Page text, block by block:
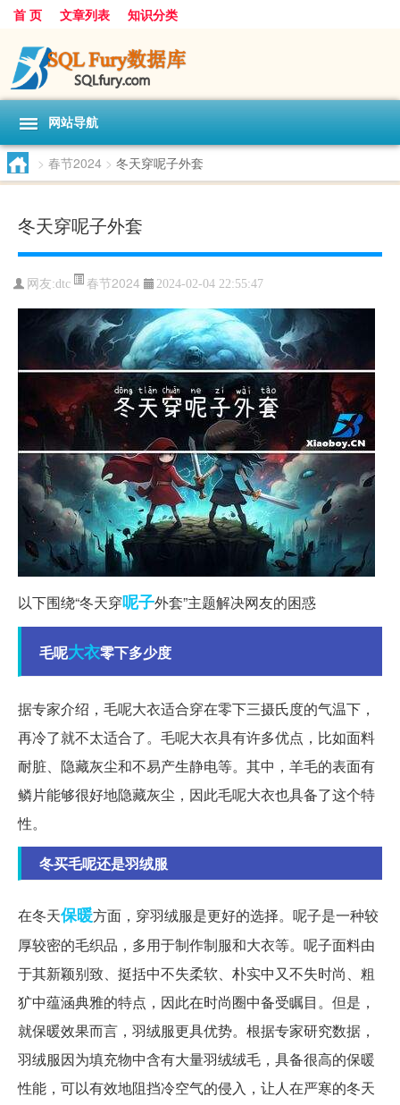
首 页 文章列表 知识分类
网站导航
> 春节2024 > 冬天穿呢子外套
冬天穿呢子外套
网友:dtc 春节2024 2024-02-04 22:55:47
以下围绕“冬天穿呢子外套”主题解决网友的困惑
毛呢大衣零下多少度
据专家介绍，毛呢大衣适合穿在零下三摄氏度的气温下，
再冷了就不太适合了。毛呢大衣具有许多优点，比如面料
耐脏、隐藏灰尘和不易产生静电等。其中，羊毛的表面有
鳞片能够很好地隐藏灰尘，因此毛呢大衣也具备了这个特
性。
冬买毛呢还是羽绒服
在冬天保暖方面，穿羽绒服是更好的选择。呢子是一种较
厚较密的毛织品，多用于制作制服和大衣等。呢子面料由
于其新颖别致、挺括中不失柔软、朴实中又不失时尚、粗
犷中蕴涵典雅的特点，因此在时尚圈中备受瞩目。但是，
就保暖效果而言，羽绒服更具优势。根据专家研究数据，
羽绒服因为填充物中含有大量羽绒绒毛，具备很高的保暖
性能，可以有效地阻挡冷空气的侵入，让人在严寒的冬天